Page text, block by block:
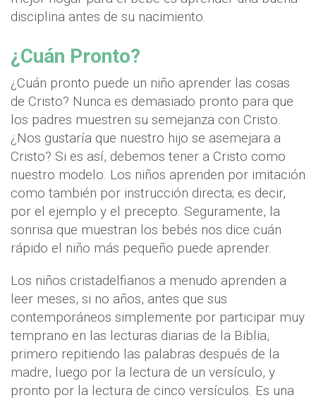
disciplina antes de su nacimiento.
¿Cuán Pronto?
¿Cuán pronto puede un niño aprender las cosas
de Cristo? Nunca es demasiado pronto para que
los padres muestren su semejanza con Cristo.
¿Nos gustaría que nuestro hijo se asemejara a
Cristo? Si es así, debemos tener a Cristo como
nuestro modelo. Los niños aprenden por imitación
como también por instrucción directa; es decir,
por el ejemplo y el precepto. Seguramente, la
sonrisa que muestran los bebés nos dice cuán
rápido el niño más pequeño puede aprender.
Los niños cristadelfianos a menudo aprenden a
leer meses, si no años, antes que sus
contemporáneos simplemente por participar muy
temprano en las lecturas diarias de la Biblia,
primero repitiendo las palabras después de la
madre, luego por la lectura de un versículo, y
pronto por la lectura de cinco versículos. Es una